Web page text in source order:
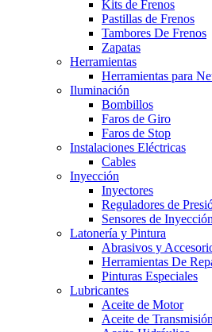
Kits de Frenos
Pastillas de Frenos
Tambores De Frenos
Zapatas
Herramientas
Herramientas para
Iluminación
Bombillos
Faros de Giro
Faros de Stop
Instalaciones Eléctricas
Cables
Inyección
Inyectores
Reguladores de
Sensores de Inyección
Latonería y Pintura
Abrasivos y
Herramientas De
Pinturas Especiales
Lubricantes
Aceite de Motor
Aceite de Transmisión